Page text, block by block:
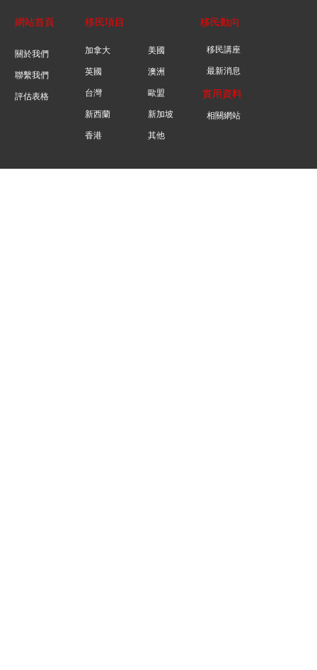
關於我們
聯繫我們
評估表格
加拿大 美國
英國 澳洲
台灣 歐盟
新西蘭 新加坡
香港 其他
移民講座
最新消息
相關網站
移民項目 移民動向
實用資料
網站首頁